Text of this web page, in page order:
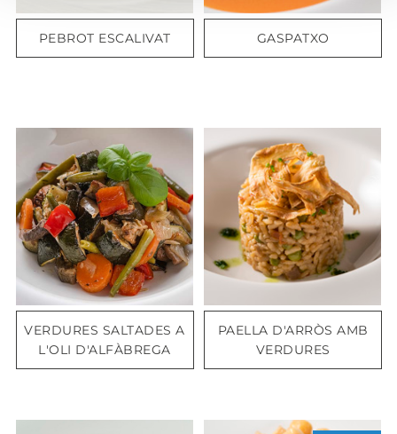
PEBROT ESCALIVAT GASPATXO
VERDURES SALTADES A
L'OLI D'ALFÀBREGA
PAELLA D'ARRÒS AMB
VERDURES